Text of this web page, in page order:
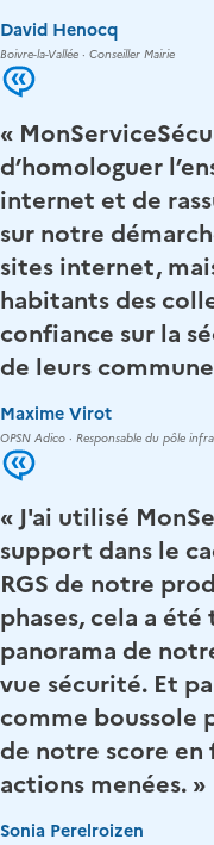
David Henocq
Boivre-la-Vallée · Conseiller Mairie
«
d’homologuer
internet et de
sur notre
sites internet,
habitants des
confiance sur la
de leurs
Maxime Virot
OPSN Adico · Responsable du pôle
« J'ai utilisé
support dans le
RGS de notre
phases, cela a
panorama de
vue sécurité. Et
comme boussole
de notre score
actions menées. »
Sonia Perelroizen